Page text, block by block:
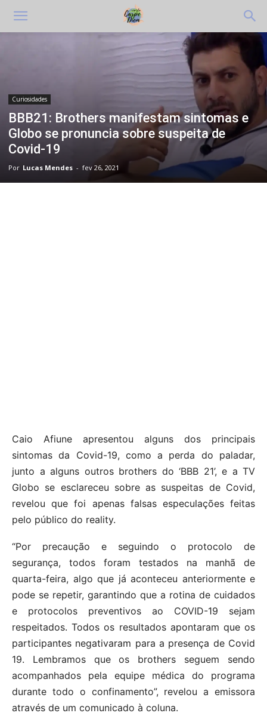
Curiosidades
BBB21: Brothers manifestam sintomas e
Globo se pronuncia sobre suspeita de
Covid-19
Por Lucas Mendes - fev 26, 2021
Caio Afiune apresentou alguns dos principais
sintomas da Covid-19, como a perda do paladar,
junto a alguns outros brothers do ‘BBB 21’, e a TV
Globo se esclareceu sobre as suspeitas de Covid,
revelou que foi apenas falsas especulações feitas
pelo público do reality.
“Por precaução e seguindo o protocolo de
segurança, todos foram testados na manhã de
quarta-feira, algo que já aconteceu anteriormente e
pode se repetir, garantindo que a rotina de cuidados
e protocolos preventivos ao COVID-19 sejam
respeitados. Todos os resultados apontaram que os
participantes negativaram para a presença de Covid
19. Lembramos que os brothers seguem sendo
acompanhados pela equipe médica do programa
durante todo o confinamento”, revelou a emissora
através de um comunicado à coluna.